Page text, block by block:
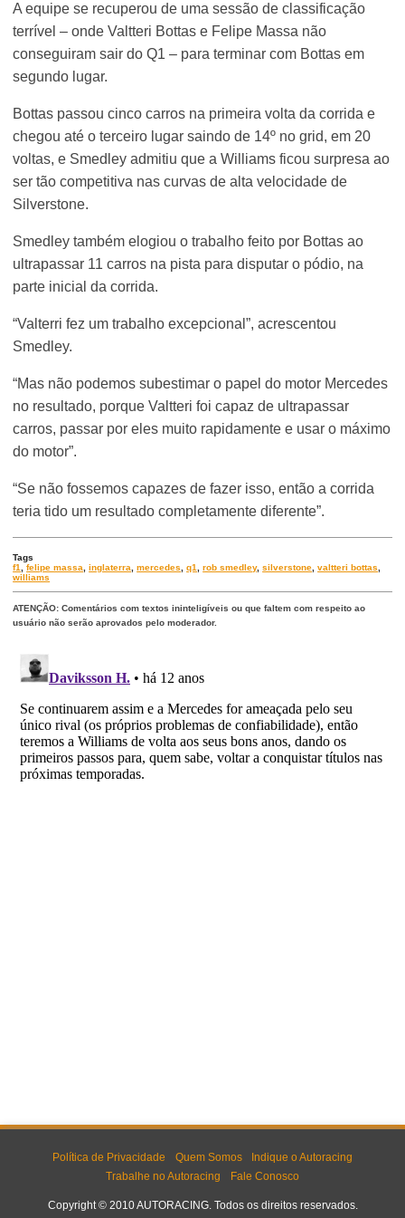
A equipe se recuperou de uma sessão de classificação
terrível – onde Valtteri Bottas e Felipe Massa não
conseguiram sair do Q1 – para terminar com Bottas em
segundo lugar.
Bottas passou cinco carros na primeira volta da corrida e
chegou até o terceiro lugar saindo de 14º no grid, em 20
voltas, e Smedley admitiu que a Williams ficou surpresa ao
ser tão competitiva nas curvas de alta velocidade de
Silverstone.
Smedley também elogiou o trabalho feito por Bottas ao
ultrapassar 11 carros na pista para disputar o pódio, na
parte inicial da corrida.
“Valterri fez um trabalho excepcional”, acrescentou
Smedley.
“Mas não podemos subestimar o papel do motor Mercedes
no resultado, porque Valtteri foi capaz de ultrapassar
carros, passar por eles muito rapidamente e usar o máximo
do motor”.
“Se não fossemos capazes de fazer isso, então a corrida
teria tido um resultado completamente diferente”.
Tags
f1,felipe massa,inglaterra,mercedes,q1,rob smedley,silverstone,valtteri bottas,
williams
ATENÇÃO: Comentários com textos ininteligíveis ou que faltem com respeito ao
usuário não serão aprovados pelo moderador.
Política de Privacidade Quem Somos
Indique o Autoracing
Trabalhe no Autoracing
Fale Conosco
Copyright © 2010 AUTORACING. Todos os direitos reservados.